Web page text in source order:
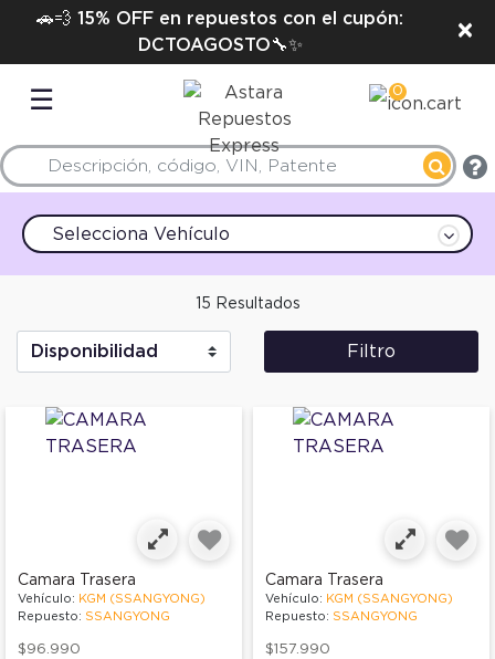
🚗💨 15% OFF en repuestos con el cupón:
DCTOAGOSTO🔧✨
×
☰ 0
Selecciona Vehículo
15 Resultados
Filtro
Camara Trasera
Vehículo: KGM (SSANGYONG)
Repuesto: SSANGYONG
$96.990
Camara Trasera
Vehículo: KGM (SSANGYONG)
Repuesto: SSANGYONG
$157.990